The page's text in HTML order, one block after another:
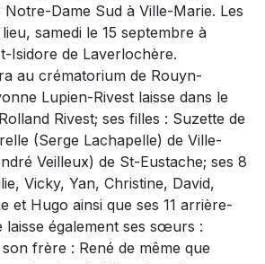
Dame Sud à Ville-Marie. Les
samedi le 15 septembre à
Isidore de Laverlochère.
au crématorium de Rouyn-
Lupien-Rivest laisse dans le
Rivest; ses filles : Suzette de
(Serge Lachapelle) de Ville-
Veilleux) de St-Eustache; ses 8
Vicky, Yan, Christine, David,
et Hugo ainsi que ses 11 arrière-
laisse également ses sœurs :
frère : René de même que